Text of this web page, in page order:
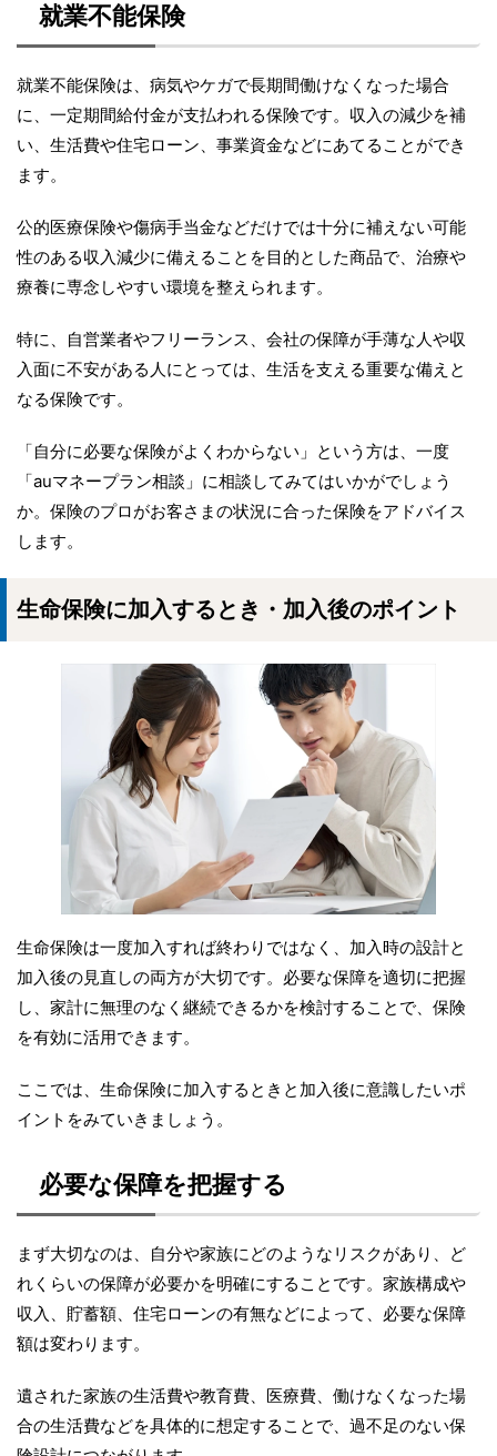
就業不能保険
就業不能保険は、病気やケガで長期間働けなくなった場合
に、一定期間給付金が支払われる保険です。収入の減少を補
い、生活費や住宅ローン、事業資金などにあてることができ
ます。
公的医療保険や傷病手当金などだけでは十分に補えない可能
性のある収入減少に備えることを目的とした商品で、治療や
療養に専念しやすい環境を整えられます。
特に、自営業者やフリーランス、会社の保障が手薄な人や収
入面に不安がある人にとっては、生活を支える重要な備えと
なる保険です。
「自分に必要な保険がよくわからない」という方は、一度
「auマネープラン相談」に相談してみてはいかがでしょう
か。保険のプロがお客さまの状況に合った保険をアドバイス
します。
生命保険に加入するとき・加入後のポイント
生命保険は一度加入すれば終わりではなく、加入時の設計と
加入後の見直しの両方が大切です。必要な保障を適切に把握
し、家計に無理のなく継続できるかを検討することで、保険
を有効に活用できます。
ここでは、生命保険に加入するときと加入後に意識したいポ
イントをみていきましょう。
必要な保障を把握する
まず大切なのは、自分や家族にどのようなリスクがあり、ど
れくらいの保障が必要かを明確にすることです。家族構成や
収入、貯蓄額、住宅ローンの有無などによって、必要な保障
額は変わります。
遺された家族の生活費や教育費、医療費、働けなくなった場
合の生活費などを具体的に想定することで、過不足のない保